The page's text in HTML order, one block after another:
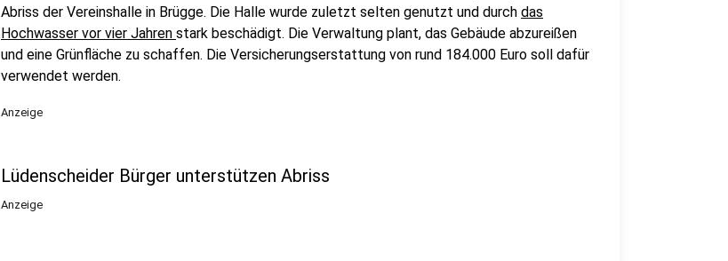
Abriss der Vereinshalle in Brügge. Die Halle wurde zuletzt selten genutzt und durch das
Hochwasser vor vier Jahren stark beschädigt. Die Verwaltung plant, das Gebäude abzureißen
und eine Grünfläche zu schaffen. Die Versicherungserstattung von rund 184.000 Euro soll dafür
verwendet werden.
Anzeige
Lüdenscheider Bürger unterstützen Abriss
Anzeige